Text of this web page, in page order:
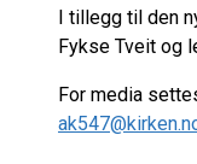
I tillegg til den
Fykse Tveit og
For media